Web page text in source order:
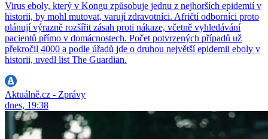
Virus eboly, který v Kongu způsobuje jednu z nejhorších epidemií v
historii, by mohl mutovat, varují zdravotníci. Afričtí odborníci proto
plánují výrazně rozšířit zásah proti nákaze, včetně vyhledávání
pacientů přímo v domácnostech. Počet potvrzených případů už
překročil 4000 a podle úřadů jde o druhou největší epidemii eboly v
historii, uvedl list The Guardian.
Aktuálně.cz - Zprávy
dnes, 19:38